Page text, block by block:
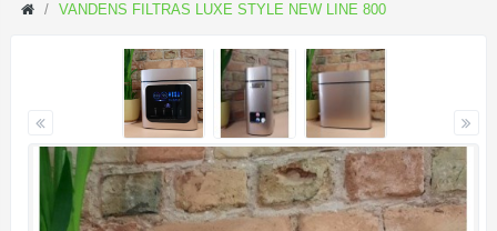
VANDENS FILTRAS LUXE STYLE NEW LINE 800